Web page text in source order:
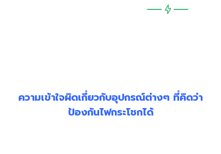
ความเข้าใจผิดเกี่ยวกับอุปกรณ์ต่างๆ ที่คิดว่า
ป้องกันไฟกระโชกได้